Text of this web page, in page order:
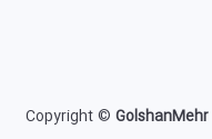
Copyright ©GolshanMehr